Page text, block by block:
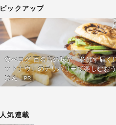
ピックアップ
食べログ 百名店の味が、並ばず届く
ットナウ」のデリバリーで楽しむお
はん
PR
人気連載